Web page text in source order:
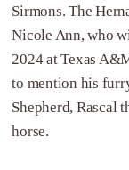
Sirmons. The
Nicole Ann, who
2024 at Texas
to mention his
Shepherd, Rascal
horse.